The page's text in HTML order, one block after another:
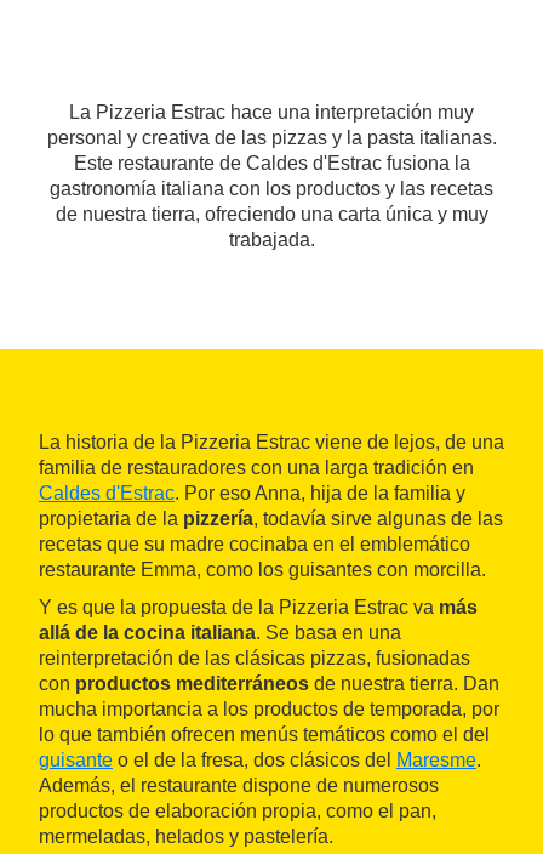
La Pizzeria Estrac hace una interpretación muy
personal y creativa de las pizzas y la pasta italianas.
Este restaurante de Caldes d'Estrac fusiona la
gastronomía italiana con los productos y las recetas
de nuestra tierra, ofreciendo una carta única y muy
trabajada.
La historia de la Pizzeria Estrac viene de lejos, de una
familia de restauradores con una larga tradición en
Caldes d'Estrac. Por eso Anna, hija de la familia y
propietaria de la pizzería, todavía sirve algunas de las
recetas que su madre cocinaba en el emblemático
restaurante Emma, como los guisantes con morcilla.
Y es que la propuesta de la Pizzeria Estrac va más
allá de la cocina italiana. Se basa en una
reinterpretación de las clásicas pizzas, fusionadas
con productos mediterráneos de nuestra tierra. Dan
mucha importancia a los productos de temporada, por
lo que también ofrecen menús temáticos como el del
guisante o el de la fresa, dos clásicos del Maresme.
Además, el restaurante dispone de numerosos
productos de elaboración propia, como el pan,
mermeladas, helados y pastelería.